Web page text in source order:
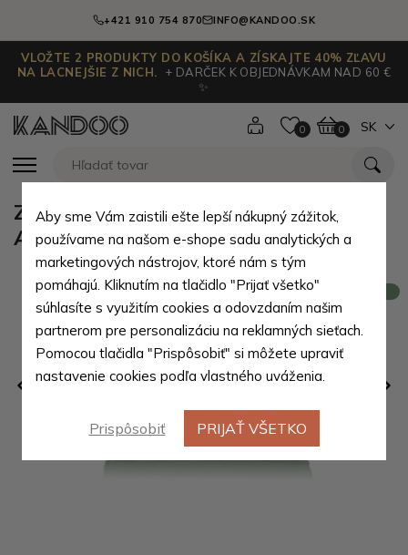
+421 910 754 870 INFO@KANDOO.SK
VLOŽTE 2 PRODUKTY DO KOŠÍKA A ZÍSKAJTE 40% ZĽAVU
NA LACNEJŠIE Z NICH.
+ DARČEK K OBJEDNÁVKAM NAD 60 €
✨
0 0 SK
Zelená dámska kožená peňaženka
Annika
Aby sme Vám zaistili ešte lepší nákupný zážitok,
používame na našom e-shope sadu analytických a
marketingových nástrojov, ktoré nám s tým
pomáhajú. Kliknutím na tlačidlo "Prijať všetko"
súhlasíte s využitím cookies a odovzdaním našim
partnerom pre personalizáciu na reklamných sieťach.
Pomocou tlačidla "Prispôsobiť" si môžete upraviť
nastavenie cookies podľa vlastného uváženia.
Prispôsobiť PRIJAŤ VŠETKO